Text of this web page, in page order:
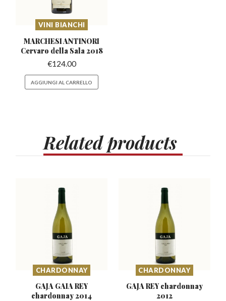
VINI BIANCHI
MARCHESI ANTINORI
Cervaro della Sala 2018
€124.00
AGGIUNGI AL CARRELLO
Relatedproducts
CHARDONNAY
GAJA GAIA REY
chardonnay 2014
CHARDONNAY
GAJA REY chardonnay
2012